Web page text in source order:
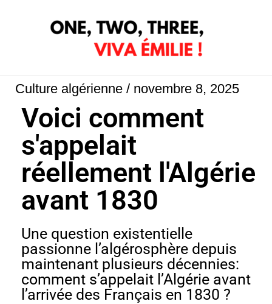
Culture algérienne / novembre 8, 2025
Voici comment
s'appelait
réellement l'Algérie
avant 1830
Une question existentielle
passionne l’algérosphère depuis
maintenant plusieurs décennies:
comment s’appelait l’Algérie avant
l’arrivée des Français en 1830 ?